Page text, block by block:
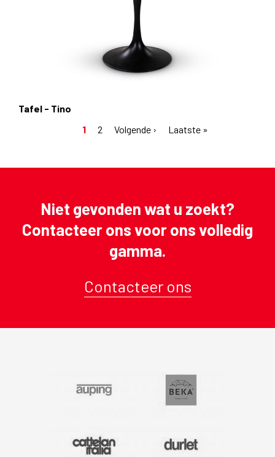
Tafel - Tino
Huidige
1 Pagina
2
Volgende
Volgende ›
Laatste
Laatste »
Niet gevonden wat u zoekt?
Contacteer ons voor ons volledig
gamma.
Contacteer ons